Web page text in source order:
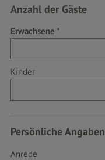
Anzahl der Gäste
Erwachsene
Kinder
Persönliche Angaben
Anrede